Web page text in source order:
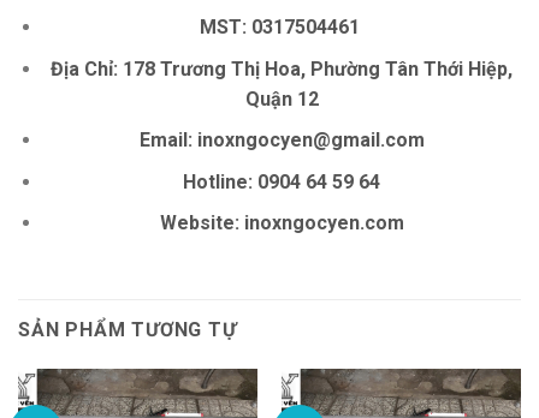
MST: 0317504461
Địa Chỉ: 178 Trương Thị Hoa, Phường Tân Thới Hiệp,
Quận 12
Email: inoxngocyen@gmail.com
Hotline: 0904 64 59 64
Website: inoxngocyen.com
SẢN PHẨM TƯƠNG TỰ